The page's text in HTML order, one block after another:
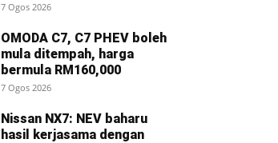
7 Ogos 2026
OMODA C7, C7 PHEV boleh
mula ditempah, harga
bermula RM160,000
7 Ogos 2026
Nissan NX7: NEV baharu
hasil kerjasama dengan